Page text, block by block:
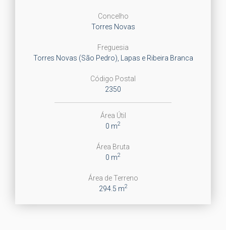
Concelho
Torres Novas
Freguesia
Torres Novas (São Pedro), Lapas e Ribeira Branca
Código Postal
2350
Área Útil
0 m2
Área Bruta
0 m2
Área de Terreno
294.5 m2